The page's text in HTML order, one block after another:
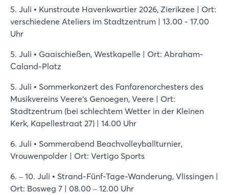
5. Juli • Kunstroute Havenkwartier 2026, Zierikzee | Ort:
verschiedene Ateliers im Stadtzentrum | 13.00 - 17.00
Uhr
5. Juli • Gaaischießen, Westkapelle | Ort: Abraham-
Caland-Platz
5. Juli • Sommerkonzert des Fanfarenorchesters des
Musikvereins Veere's Genoegen, Veere | Ort:
Stadtzentrum (bei schlechtem Wetter in der Kleinen
Kerk, Kapellestraat 27) | 14.00 Uhr
6. Juli • Sommerabend Beachvolleyballturnier,
Vrouwenpolder | Ort: Vertigo Sports
6. – 10. Juli • Strand-Fünf-Tage-Wanderung, Vlissingen |
Ort: Bosweg 7 | 08.00 – 12.00 Uhr